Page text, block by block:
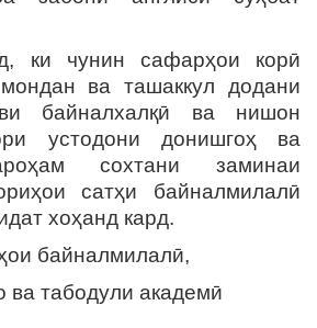
ки чунин сафарҳои корӣ
ва ташаккул додани
байналхалқӣ ва нишон
устодони донишгоҳ ва
сохтани заминаи
сатҳи байналмилалӣ
хоҳанд кард.
байналмилалӣ,
ва табодули академӣ